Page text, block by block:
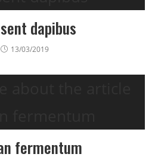
dapibus
13/03/2019
fermentum